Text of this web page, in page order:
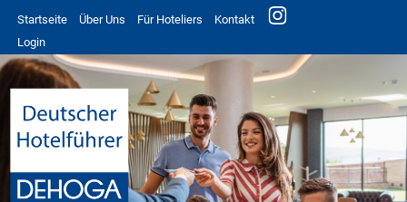
Startseite Über Uns Für Hoteliers
Kontakt
Login